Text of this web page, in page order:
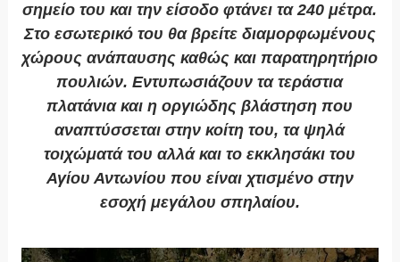
σημείο του και την είσοδο φτάνει τα 240 μέτρα.
Στο εσωτερικό του θα βρείτε διαμορφωμένους
χώρους ανάπαυσης καθώς καιπαρατηρητήριο
πουλιών. Εντυπωσιάζουν τα τεράστια
πλατάνια και η οργιώδης βλάστηση που
αναπτύσσεται στην κοίτη του, τα ψηλά
τοιχώματά του αλλά και το εκκλησάκι του
Αγίου Αντωνίου που είναι χτισμένο στην
εσοχή μεγάλου σπηλαίου.